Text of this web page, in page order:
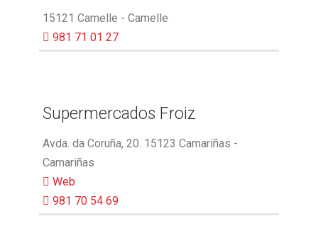
15121 Camelle - Camelle
981 71 01 27
Supermercados Froiz
Avda. da Coruña, 20. 15123 Camariñas -
Camariñas
Web
981 70 54 69